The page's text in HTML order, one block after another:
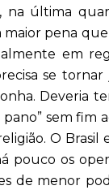
última
pena
em
se
Deveria
sem
O
pouco os
de menor